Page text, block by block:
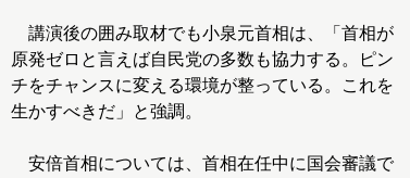
講演後の囲み取材でも小泉元首相は、「首相が
原発ゼロと言えば自民党の多数も協力する。ピン
チをチャンスに変える環境が整っている。これを
生かすべきだ」と強調。
安倍首相については、首相在任中に国会審議で